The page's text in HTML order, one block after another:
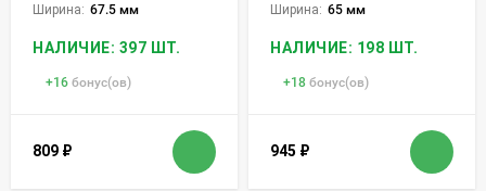
Ширина: 67.5 мм
НАЛИЧИЕ: 397 ШТ.
+16 бонус(ов)
809 ₽
Ширина: 65 мм
НАЛИЧИЕ: 198 ШТ.
+18 бонус(ов)
945 ₽